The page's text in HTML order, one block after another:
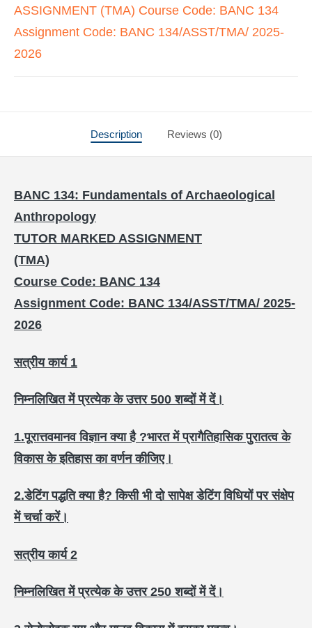
ASSIGNMENT (TMA) Course Code: BANC 134
Assignment Code: BANC 134/ASST/TMA/ 2025-
2026
Description Reviews (0)
BANC 134: Fundamentals of Archaeological
Anthropology
TUTOR MARKED ASSIGNMENT
(TMA)
Course Code: BANC 134
Assignment Code: BANC 134/ASST/TMA/ 2025-
2026
सत्रीय कार्य 1
निम्नलिखित में प्रत्येक के उत्तर 500 शब्दों में दें।
1.पूरात्तवमानव विज्ञान क्या है ?भारत में प्रागैतिहासिक पुरातत्व के
विकास के इतिहास का वर्णन कीजिए।
2.डेटिंग पद्धति क्या है?किसी भी दो सापेक्ष डेटिंग विधियों पर संक्षेप
में चर्चा करें।
सत्रीय कार्य 2
निम्नलिखित में प्रत्येक के उत्तर 250 शब्दों में दें।